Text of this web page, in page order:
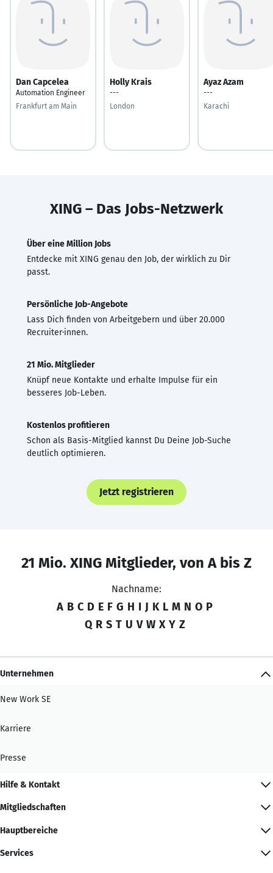
Dan Capcelea
Automation Engineer
Frankfurt am Main
Holly Krais
---
London
Ayaz Azam
---
Karachi
XING – Das Jobs-Netzwerk
Über eine Million Jobs
Entdecke mit XING genau den Job, der wirklich zu Dir
passt.
Persönliche Job-Angebote
Lass Dich finden von Arbeitgebern und über 20.000
Recruiter·innen.
21 Mio. Mitglieder
Knüpf neue Kontakte und erhalte Impulse für ein
besseres Job-Leben.
Kostenlos profitieren
Schon als Basis-Mitglied kannst Du Deine Job-Suche
deutlich optimieren.
Jetzt registrieren
21 Mio. XING Mitglieder, von A bis Z
Nachname:
A B C D E F G H I J K L M N O P
Q R S T U V W X Y Z
Unternehmen
New Work SE
Karriere
Presse
Hilfe & Kontakt
Mitgliedschaften
Hauptbereiche
Services